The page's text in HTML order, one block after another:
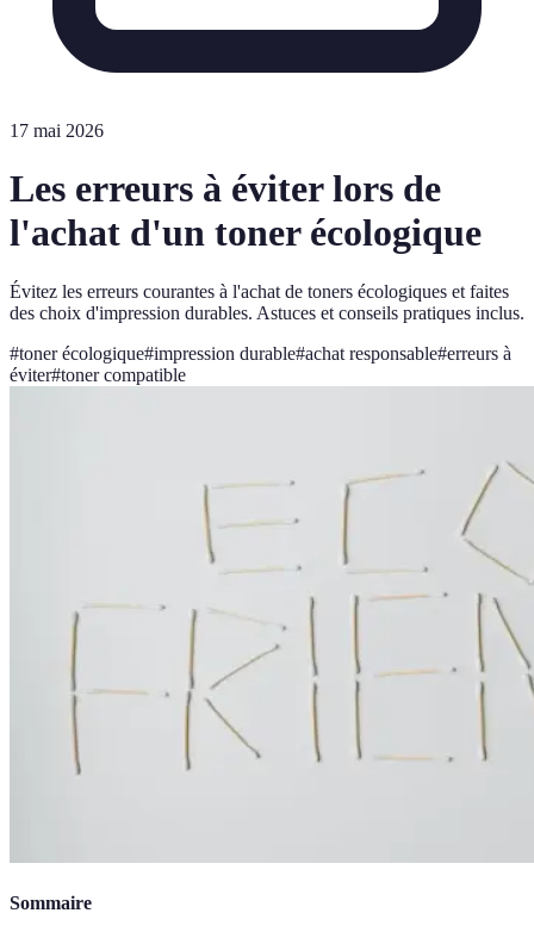
17 mai 2026
Les erreurs à éviter lors de
l'achat d'un toner écologique
Évitez les erreurs courantes à l'achat de toners écologiques et faites
des choix d'impression durables. Astuces et conseils pratiques inclus.
#toner écologique#impression durable#achat responsable#erreurs à
éviter#toner compatible
Sommaire